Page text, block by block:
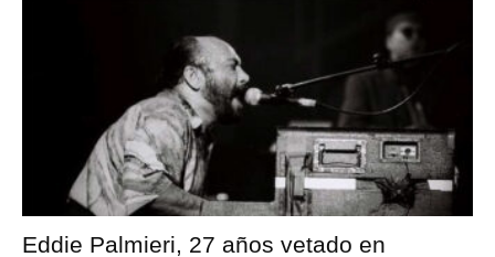
Eddie Palmieri, 27 años vetado en